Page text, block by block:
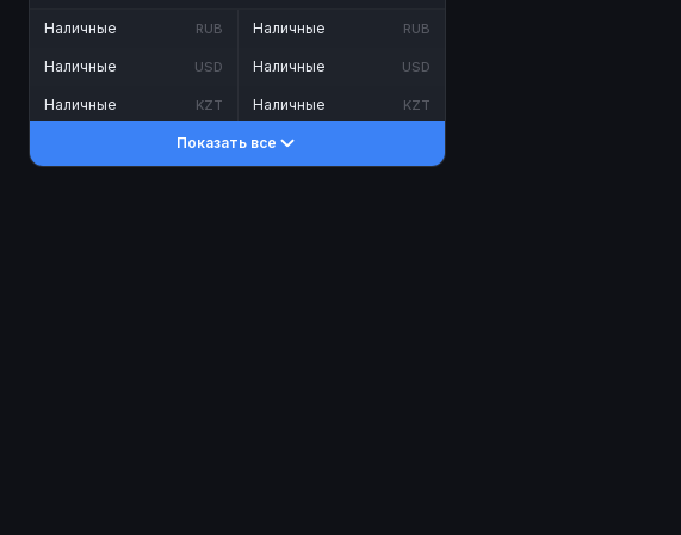
Наличные RUB
Наличные USD
Наличные KZT
Наличные RUB
Наличные USD
Наличные KZT
Показать все